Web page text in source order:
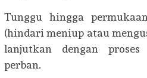
Tunggu hingga
(hindari meniup atau
lanjutkan dengan proses
perban.